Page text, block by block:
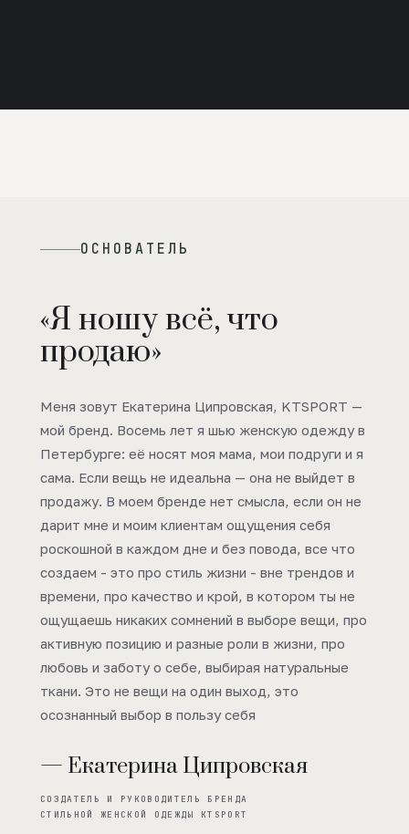
ОСНОВАТЕЛЬ
«Я ношу всё, что
продаю»
Меня зовут Екатерина Ципровская, KTSPORT —
мой бренд. Восемь лет я шью женскую одежду в
Петербурге: её носят моя мама, мои подруги и я
сама. Если вещь не идеальна — она не выйдет в
продажу. В моем бренде нет смысла, если он не
дарит мне и моим клиентам ощущения себя
роскошной в каждом дне и без повода, все что
создаем - это про стиль жизни - вне трендов и
времени, про качество и крой, в котором ты не
ощущаешь никаких сомнений в выборе вещи, про
активную позицию и разные роли в жизни, про
любовь и заботу о себе, выбирая натуральные
ткани. Это не вещи на один выход, это
осознанный выбор в пользу себя
— Екатерина Ципровская
СОЗДАТЕЛЬ И РУКОВОДИТЕЛЬ БРЕНДА
СТИЛЬНОЙ ЖЕНСКОЙ ОДЕЖДЫ KTSPORT